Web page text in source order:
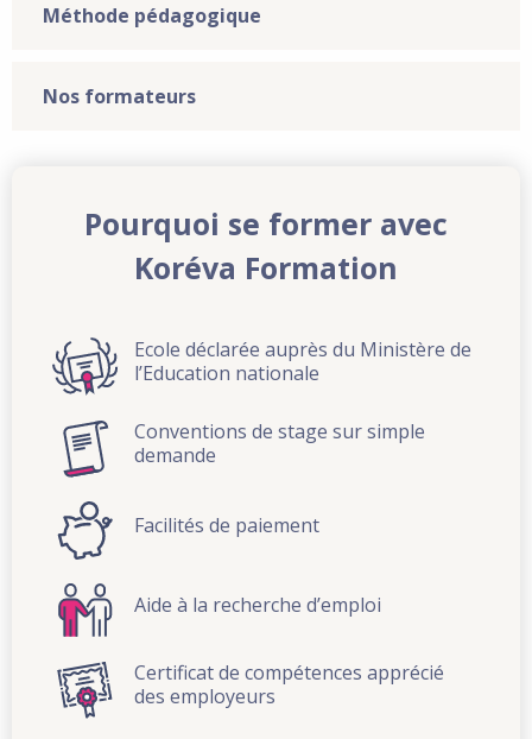
Méthode pédagogique
Nos formateurs
Pourquoi se former avec
Koréva Formation
Ecole déclarée auprès du Ministère de
l’Education nationale
Conventions de stage sur simple
demande
Facilités de paiement
Aide à la recherche d’emploi
Certificat de compétences apprécié
des employeurs